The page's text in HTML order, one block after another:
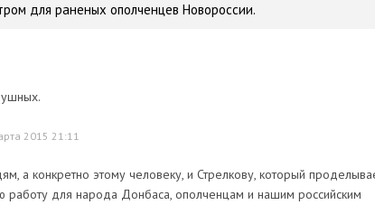
для раненых ополченцев Новороссии.
2015 21:11
а конкретно этому человеку, и Стрелкову, который
работу для народа Донбаса, ополченцам и нашим российским